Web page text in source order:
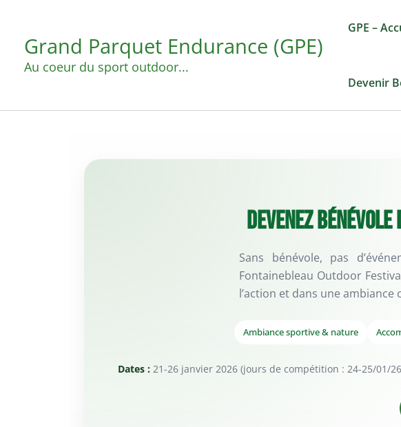
contenuGrand Parquet Endurance (GPE)
Au coeur du sport outdoor...
GPE –
Devenir
Devenez
Sans bénévole, pas
Fontainebleau Outdoor
l’action et dans une ambiance
Ambiance sportive & nature
Dates : 21-26 janvier 2026 (jours de compétition : 24-25/01/